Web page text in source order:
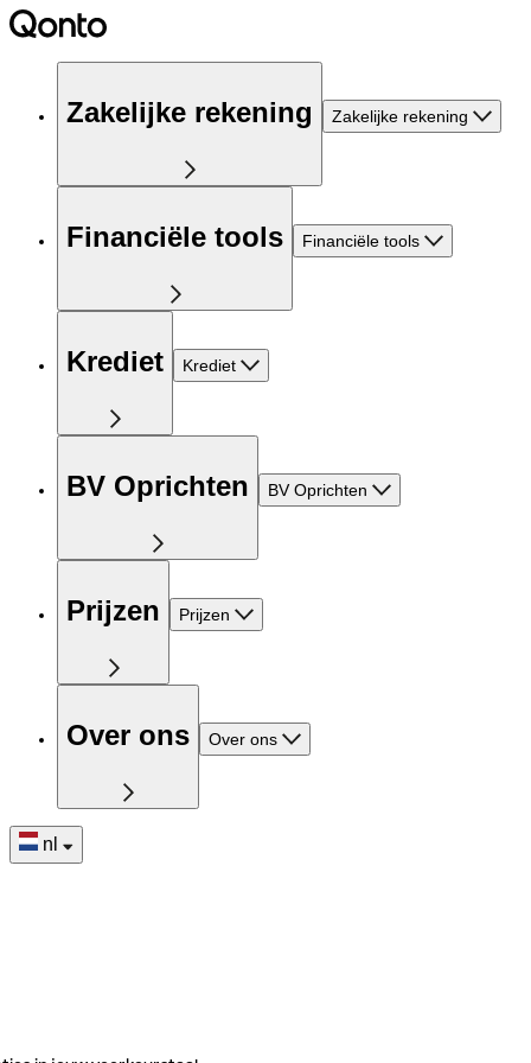
Zakelijke rekening Zakelijke rekening
Financiële tools Financiële tools
Krediet Krediet
BV Oprichten BV Oprichten
Prijzen Prijzen
Over ons Over ons
nl